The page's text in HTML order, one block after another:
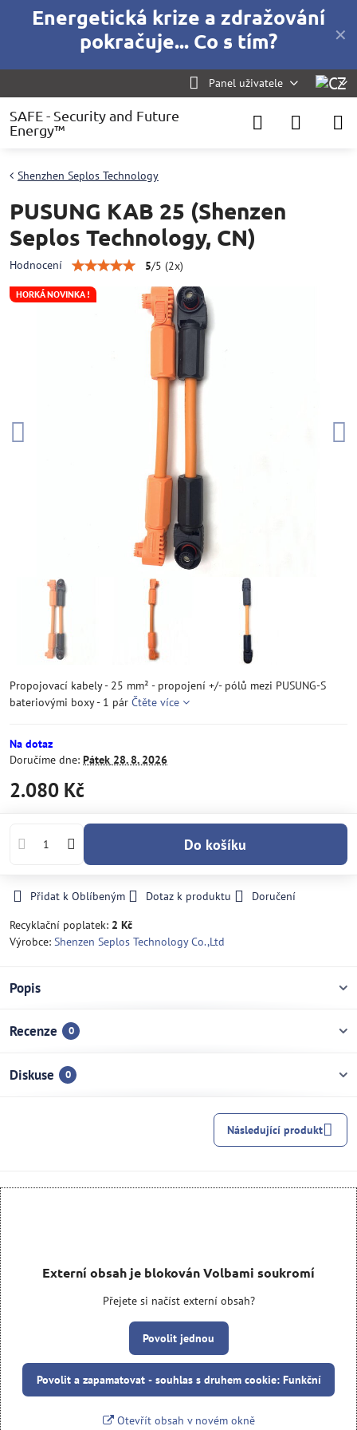
✕
Energetická krize a zdražování
pokračuje... Co s tím?
Panel uživatele
SAFE - Security and Future
Energy™
HORKÁ NOVINKA !
Shenzhen Seplos Technology
PUSUNG KAB 25 (Shenzen
Seplos Technology, CN)
Hodnocení 5/5 (2x)
Propojovací kabely - 25 mm² - propojení +/- pólů mezi PUSUNG-S
bateriovými boxy - 1 pár Čtěte více
Na dotaz
Doručíme dne: Pátek 28. 8. 2026
2.080 Kč
Do košíku
Přidat k Oblíbeným Dotaz k produktu
Doručení
Recyklační poplatek: 2 Kč
Výrobce: Shenzen Seplos Technology Co.,Ltd
Popis
Recenze 0
Diskuse 0
Následující produkt
Externí obsah je blokován Volbami soukromí
Přejete si načíst externí obsah?
Povolit jednou
Povolit a zapamatovat - souhlas s druhem cookie: Funkční
Otevřít obsah v novém okně